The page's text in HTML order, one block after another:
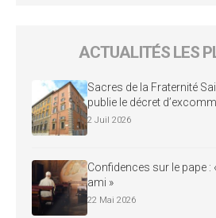
ACTUALITÉS LES
Sacres de la Fraternité
publie le décret
2 Juil 2026
Confidences sur le pape :
ami »
22 Mai 2026